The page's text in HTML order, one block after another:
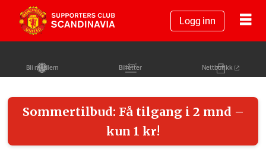
Logg inn
Bli medlem Billetter Nettbutikk
United
-
Sommertilbud: Få tilgang i 2 mnd –
kun 1 kr!